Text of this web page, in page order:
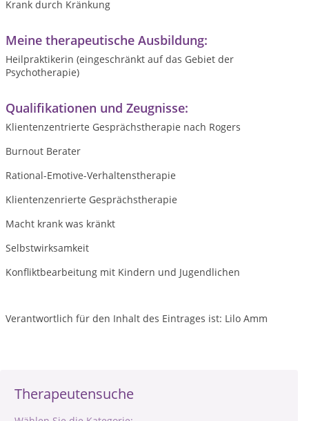
Therapeutensuche
Krank durch Kränkung
Meine therapeutische Ausbildung:
Heilpraktikerin (eingeschränkt auf das Gebiet der
Psychotherapie)
Qualifikationen und Zeugnisse:
Klientenzentrierte Gesprächstherapie nach Rogers
Burnout Berater
Rational-Emotive-Verhaltenstherapie
Klientenzenrierte Gesprächstherapie
Macht krank was kränkt
Selbstwirksamkeit
Konfliktbearbeitung mit Kindern und Jugendlichen
Verantwortlich für den Inhalt des Eintrages ist: Lilo Amm